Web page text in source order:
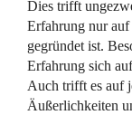
Dies trifft
Erfahrung nur auf
gegründet ist.
Erfahrung sich
Auch trifft es auf
Äußerlichkeiten